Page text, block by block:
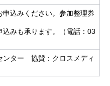
申込みください。参加整理券
込みも承ります。（電話：03
ンター 協賛：クロスメディ